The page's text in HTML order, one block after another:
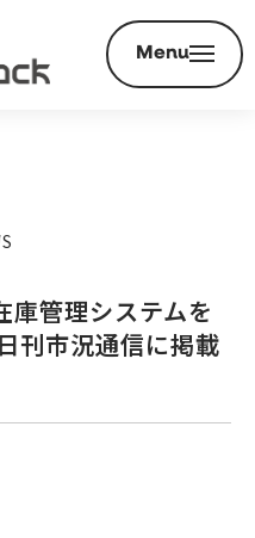
Menu
庫管理システムを
刊市況通信に掲載